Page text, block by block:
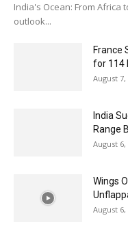
India's Ocean: From Africa
outlook...
France
for 114
August 7,
India
Range
August 6,
Wings
August 6,